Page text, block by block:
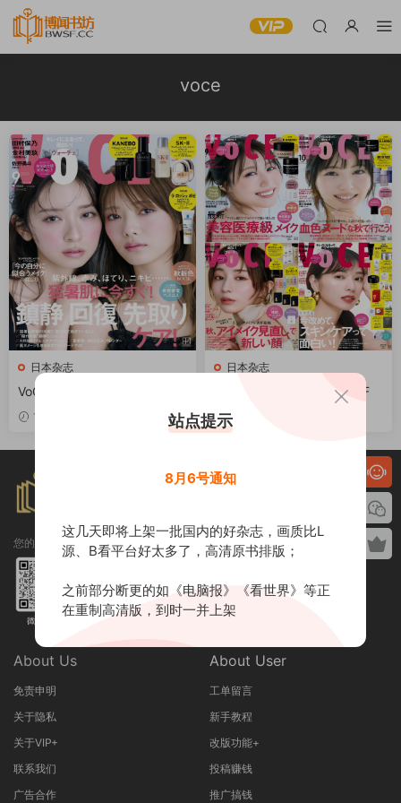
voce
日本杂志
VoCE 2026全年1-12月共12期
PDF1周前
日本杂志
VoCE 2025全年共12本 PDF
2025-10-23
您的专属订制阅读库！
About Us
免责申明
关于隐私
关于VIP+
联系我们
广告合作
About User
工单留言
新手教程
改版功能+
投稿赚钱
推广搞钱
站点提示
8月6号通知
这几天即将上架一批国内的好杂志，画质比L
源、B看平台好太多了，高清原书排版；
之前部分断更的如《电脑报》《看世界》等正
在重制高清版，到时一并上架